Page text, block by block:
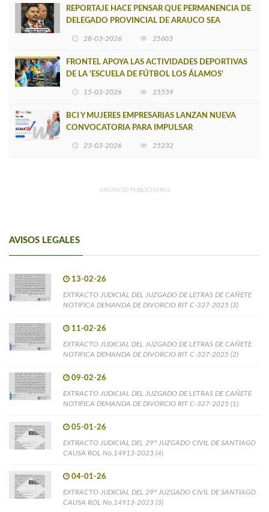
REPORTAJE HACE PENSAR QUE PERMANENCIA DE
DELEGADO PROVINCIAL DE ARAUCO SEA
28-03-2026 25603
FRONTEL APOYA LAS ACTIVIDADES DEPORTIVAS
DE LA 'ESCUELA DE FÚTBOL LOS ÁLAMOS'
15-03-2026 25559
BCI Y MUJERES EMPRESARIAS LANZAN NUEVA
CONVOCATORIA PARA IMPULSAR
23-03-2026 25232
ANUNCIO PUBLICITARIO
AVISOS LEGALES
13-02-26
EXTRACTO JUDICIAL DEL JUZGADO DE LETRAS DE CAÑETE
NOTIFICA DEMANDA DE DIVORCIO RIT C-327-2025 (3)
11-02-26
EXTRACTO JUDICIAL DEL JUZGADO DE LETRAS DE CAÑETE
NOTIFICA DEMANDA DE DIVORCIO RIT C-327-2025 (2)
09-02-26
EXTRACTO JUDICIAL DEL JUZGADO DE LETRAS DE CAÑETE
NOTIFICA DEMANDA DE DIVORCIO RIT C-327-2025 (1)
05-01-26
EXTRACTO JUDICIAL DEL 29° JUZGADO CIVIL DE SANTIAGO
CAUSA ROL No.14913-2023 (4)
04-01-26
EXTRACTO JUDICIAL DEL 29° JUZGADO CIVIL DE SANTIAGO
CAUSA ROL No.14913-2023 (3)